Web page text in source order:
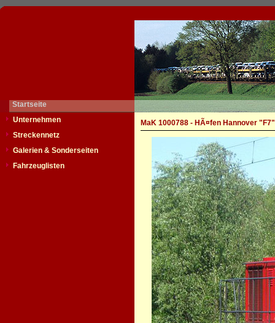
Startseite
Unternehmen
Streckennetz
Galerien & Sonderseiten
Fahrzeuglisten
MaK 1000788 - HÃ¤fen Hannover "F7"